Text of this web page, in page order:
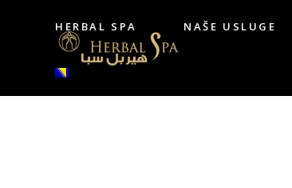
HERBAL SPA NAŠE USLUGE